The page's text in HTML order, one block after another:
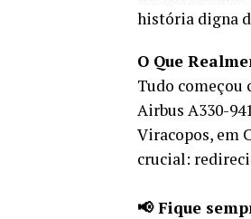
história digna
O Que
Tudo começou
Airbus A330-
Viracopos, em
crucial:
📢 Fique